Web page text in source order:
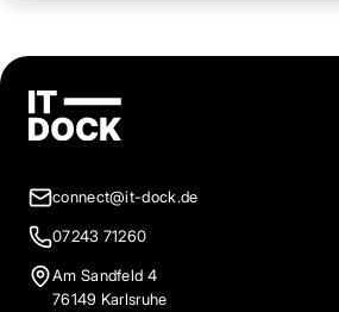
connect@it-dock.de
07243 71260
Am Sandfeld 4
76149 Karlsruhe